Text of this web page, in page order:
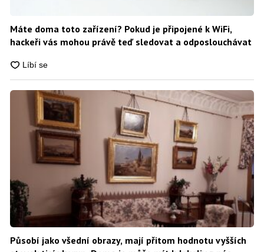
Máte doma toto zařízení? Pokud je připojené k WiFi,
hackeři vás mohou právě teď sledovat a odposlouchávat
Působí jako všední obrazy, mají přitom hodnotu vyšších